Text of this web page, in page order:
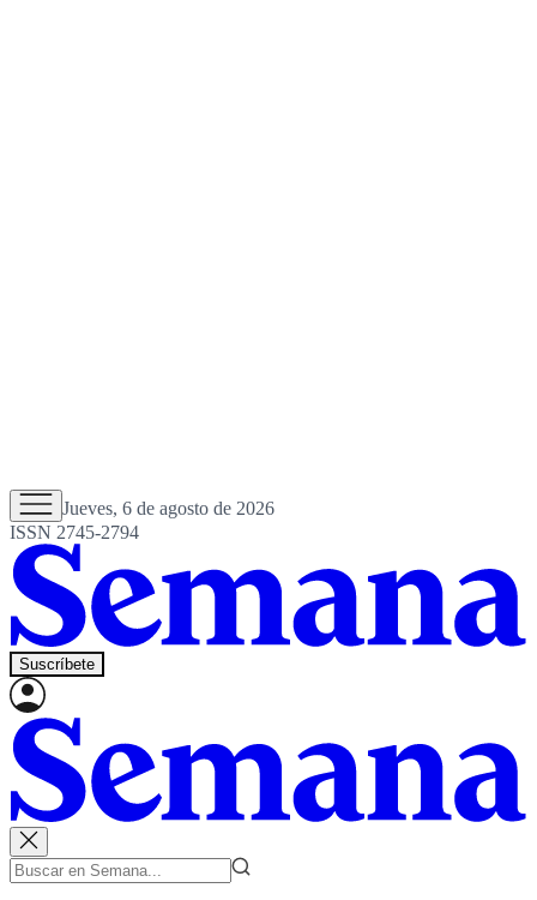
Jueves, 6 de agosto de 2026
ISSN 2745-2794
Suscríbete